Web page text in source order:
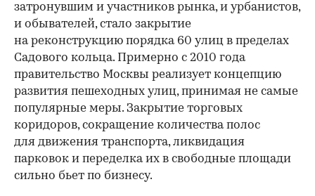
затронувшим и участников рынка, и урбанистов,
и обывателей, стало закрытие
на реконструкцию порядка 60 улиц в пределах
Садового кольца. Примерно с 2010 года
правительство Москвы реализует концепцию
развития пешеходных улиц, принимая не самые
популярные меры. Закрытие торговых
коридоров, сокращение количества полос
для движения транспорта, ликвидация
парковок и переделка их в свободные площади
сильно бьет по бизнесу.